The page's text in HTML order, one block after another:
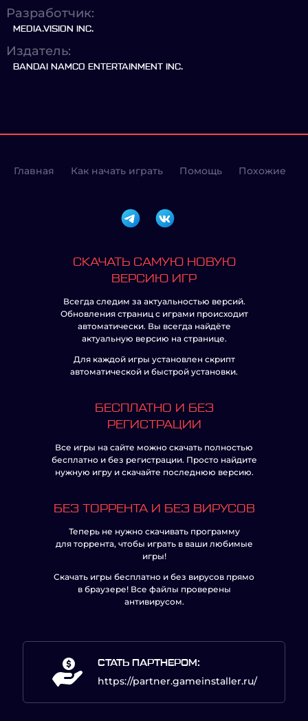
Разработчик:
MEDIA.VISION INC.
Издатель:
BANDAI NAMCO ENTERTAINMENT INC.
Главная Как начать играть Помощь Похожие
СКАЧАТЬ САМУЮ НОВУЮ
ВЕРСИЮ ИГР
Всегда следим за актуальностью версий.
Обновления страниц с играми происходит
автоматически. Вы всегда найдёте
актуальную версию на странице.
Для каждой игры установлен скрипт
автоматической и быстрой установки.
БЕСПЛАТНО И БЕЗ
РЕГИСТРАЦИИ
Все игры на сайте можно скачать полностью
бесплатно и без регистрации. Просто найдите
нужную игру и скачайте последнюю версию.
БЕЗ ТОРРЕНТА И БЕЗ ВИРУСОВ
Теперь не нужно скачивать программу
для торрента, чтобы играть в ваши любимые
игры!
Скачать игры бесплатно и без вирусов прямо
в браузере! Все файлы проверены
антивирусом.
СТАТЬ ПАРТНЕРОМ:
https://partner.gameinstaller.ru/